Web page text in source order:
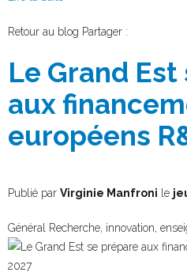
Retour au blog Partager :
Le Grand
aux
européens
Publié par Virginie Manfroni le
Général Recherche, innovation,